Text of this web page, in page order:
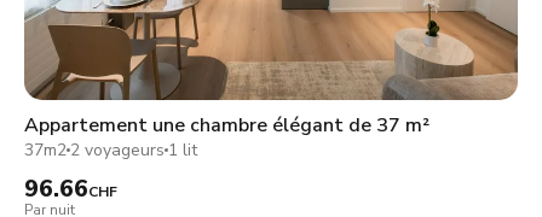
Appartement une chambre élégant de 37 m²
37m2 2 voyageurs 1 lit
96.66CHF
Par nuit